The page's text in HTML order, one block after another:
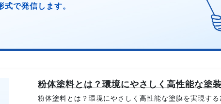
で発信します。
粉体塗料とは？環境にやさしく高性能な塗
粉体塗料とは？環境にやさしく高性能な塗膜を実現す